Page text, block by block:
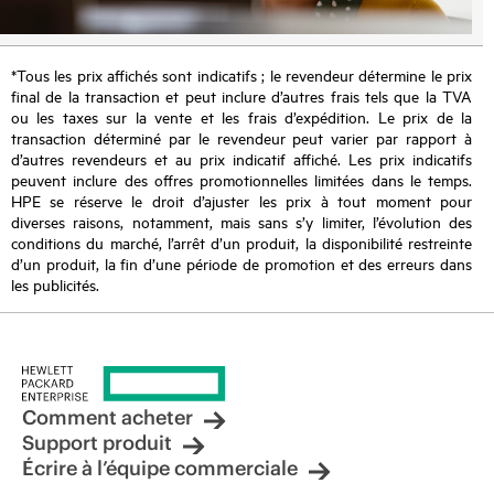
*Tous les prix affichés sont indicatifs ; le revendeur détermine le prix
final de la transaction et peut inclure d’autres frais tels que la TVA
ou les taxes sur la vente et les frais d’expédition. Le prix de la
transaction déterminé par le revendeur peut varier par rapport à
d’autres revendeurs et au prix indicatif affiché. Les prix indicatifs
peuvent inclure des offres promotionnelles limitées dans le temps.
HPE se réserve le droit d’ajuster les prix à tout moment pour
diverses raisons, notamment, mais sans s’y limiter, l’évolution des
conditions du marché, l’arrêt d’un produit, la disponibilité restreinte
d’un produit, la fin d’une période de promotion et des erreurs dans
les publicités.
Comment acheter
Support produit
Écrire à l’équipe commerciale